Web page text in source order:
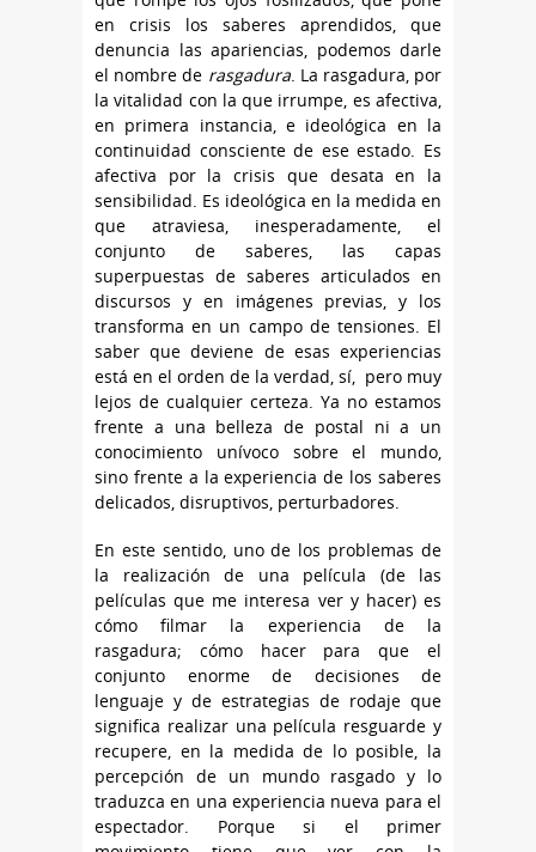
en crisis los saberes aprendidos, que
denuncia las apariencias, podemos darle
el nombre de rasgadura. La rasgadura, por
la vitalidad con la que irrumpe, es afectiva,
en primera instancia, e ideológica en la
continuidad consciente de ese estado. Es
afectiva por la crisis que desata en la
sensibilidad. Es ideológica en la medida en
que atraviesa, inesperadamente, el
conjunto de saberes, las capas
superpuestas de saberes articulados en
discursos y en imágenes previas, y los
transforma en un campo de tensiones. El
saber que deviene de esas experiencias
está en el orden de la verdad, sí, pero muy
lejos de cualquier certeza. Ya no estamos
frente a una belleza de postal ni a un
conocimiento unívoco sobre el mundo,
sino frente a la experiencia de los saberes
delicados, disruptivos, perturbadores.
En este sentido, uno de los problemas de
la realización de una película (de las
películas que me interesa ver y hacer) es
cómo filmar la experiencia de la
rasgadura; cómo hacer para que el
conjunto enorme de decisiones de
lenguaje y de estrategias de rodaje que
significa realizar una película resguarde y
recupere, en la medida de lo posible, la
percepción de un mundo rasgado y lo
traduzca en una experiencia nueva para el
espectador. Porque si el primer